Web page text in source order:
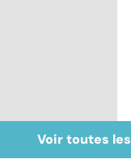
gamètes : le
Voir toutes